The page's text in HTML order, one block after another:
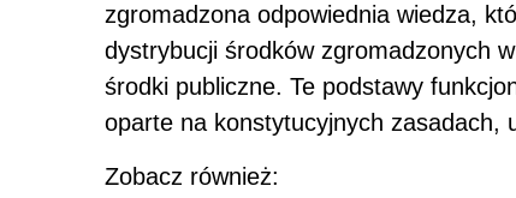
zgromadzona odpowiednia wiedza,
dystrybucji środków zgromadzonych
środki publiczne. Te podstawy
oparte na konstytucyjnych zasadach,
Zobacz również: